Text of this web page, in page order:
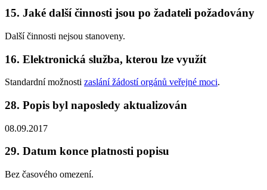
15. Jaké další činnosti jsou po žadateli požadovány
Další činnosti nejsou stanoveny.
16. Elektronická služba, kterou lze využít
Standardní možnosti zaslání žádostí orgánů veřejné moci.
28. Popis byl naposledy aktualizován
08.09.2017
29. Datum konce platnosti popisu
Bez časového omezení.